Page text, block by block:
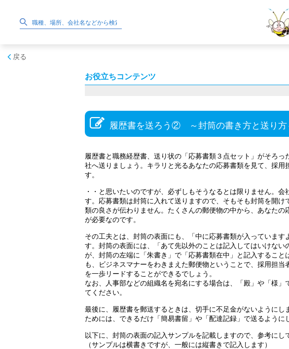
戻る
お役立ちコンテンツ
履歴書を送ろう② ～封筒の書き方と送り方
履歴書と職務経歴書、送り状の「応募書類３点セット」がそろ
社へ送りましょう。キラリと光るあなたの応募書類を見て、採
す。
・・と思いたいのですが、必ずしもそうなるとは限りません。
す。応募書類は封筒に入れて送りますので、そもそも封筒を開
類の良さが伝わりません。たくさんの郵便物の中から、あなたの
が必要なのです。
その工夫とは、封筒の表面にも、「中に応募書類が入っていま
す。封筒の表面には、「あて先以外のことは記入してはいけない
が、封筒の左端に「朱書き」で「応募書類在中」と記入するこ
も、ビジネスマナーをわきまえた郵便物ということで、採用担
を一歩リードすることができるでしょう。
なお、人事部などの組織名を宛名にする場合は、「殿」や「様」
てください。
最後に、履歴書を郵送するときは、切手に不足金がないようにし
ためには、できるだけ「簡易書留」や「配達記録」で送るように
以下に、封筒の表面の記入サンプルを記載しますので、参考にし
（サンプルは横書きですが、一般には縦書きで記入します）